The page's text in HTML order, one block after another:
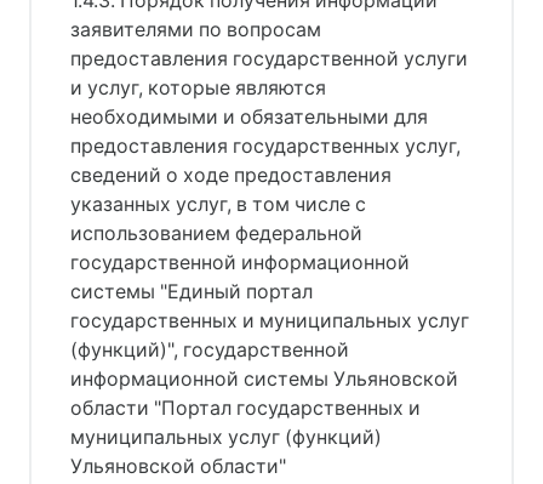
заявителями по вопросам
предоставления государственной услуги
и услуг, которые являются
необходимыми и обязательными для
предоставления государственных услуг,
сведений о ходе предоставления
указанных услуг, в том числе с
использованием федеральной
государственной информационной
системы "Единый портал
государственных и муниципальных услуг
(функций)", государственной
информационной системы Ульяновской
области "Портал государственных и
муниципальных услуг (функций)
Ульяновской области"